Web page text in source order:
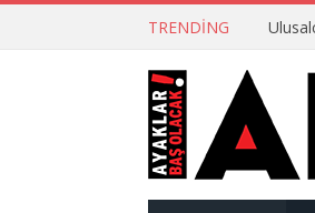
TRENDING